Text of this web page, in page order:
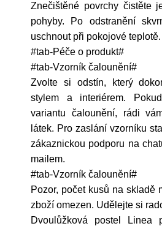
Znečištěné povrchy čistěte
pohyby. Po odstranění
uschnout při pokojové teplotě.
#tab-Péče o produkt#
#tab-Vzorník čalounění#
Zvolte si odstín, který
stylem a interiérem.
variantu čalounění, rádi
látek. Pro zaslání vzorníku
zákaznickou podporu na
mailem.
#tab-Vzorník čalounění#
Pozor, počet kusů na skladě
zboží omezen. Udělejte si
Dvoulůžková postel Linea